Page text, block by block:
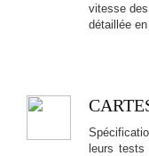
vitesse
détaillée
leurs